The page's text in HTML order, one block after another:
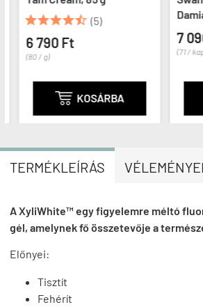
(5)
6 790 Ft
(80 / g)
 KOSÁRBA
7
(71 /
TERMÉKLEÍRÁS
A XyliWhite™ egy figyelemre méltó
gél, amelynek fő összetevője a
Előnyei:
Tisztít
Fehérít